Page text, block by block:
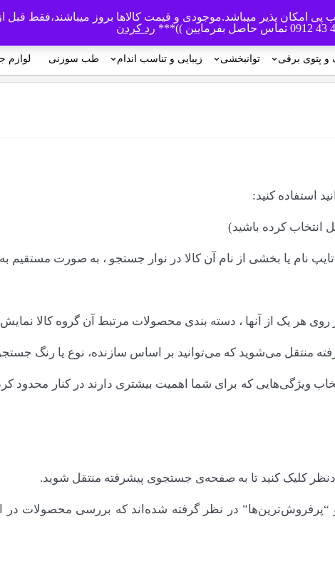
پتوی برقی توانبخشی زیبایی و تناسب اندام طب سوزنی لوازم
استفاده کنید:
انتخاب کرده باشید)
نام یا بخشی از نام آن کالا در نوار جستجو ، به صورت
روی هر یک از آنها ، دسته بندی محصولات مرتبط آن گروه کالا
منتقل می‌شوید که می‌‏‏توانید بر اساس سازنده، نوع یا رنگ
ویژگی‌‏‏هایی که برای شما اهمیت بیشتری دارند در کنار محدود
کلیک کنید تا به صفحه‌ی جستجوی پیشرفته منتقل شوید.
“پرفروش‏‌ترین‏‌ها” در نظر گرفته شده‌‏‏اند که بررسی محصولات در
امکان پذیر میباشد.موجودی و قیمت کالاها بروز میباشند،فقط
رد کردن